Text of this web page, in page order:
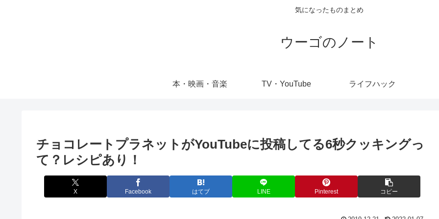
気になったものまとめ
ウーゴのノート
本・映画・音楽 TV・YouTube ライフハック
チョコレートプラネットがYouTubeに投稿してる6秒クッキングっ
て？レシピあり！
X Facebook はてブ LINE Pinterest コピー